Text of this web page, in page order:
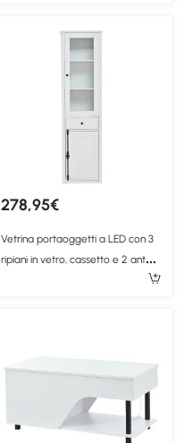
278,95€
Vetrina portaoggetti a LED con 3
ripiani in vetro, cassetto e 2 ante,